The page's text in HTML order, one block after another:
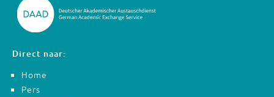
Direct naar:
Home
Pers